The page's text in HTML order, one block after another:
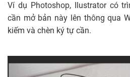
Ví dụ Photoshop, Ilustrator có
cần mở bản này lên thông qua
kiếm và chèn ký tự cần.